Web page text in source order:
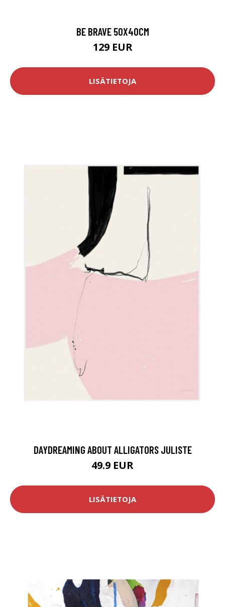
BE BRAVE 50X40CM
129 EUR
LISÄTIETOJA
DAYDREAMING ABOUT ALLIGATORS JULISTE
49.9 EUR
LISÄTIETOJA